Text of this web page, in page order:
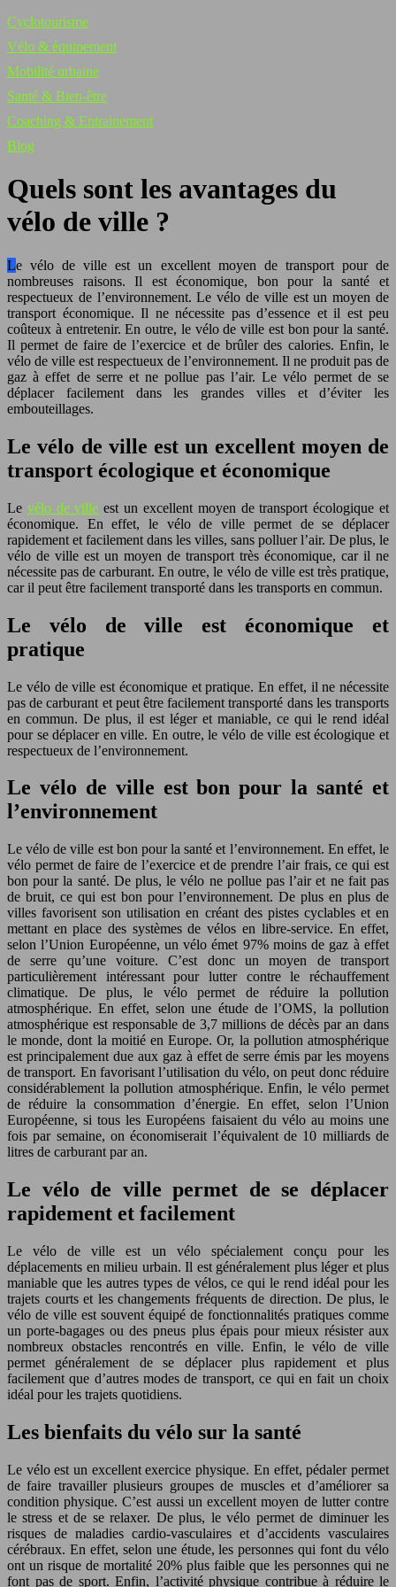
Cyclotourisme
Vélo & équipement
Mobilité urbaine
Santé & Bien-être
Coaching & Entrainement
Blog
Quels sont les avantages du
vélo de ville ?
Le vélo de ville est un excellent moyen de transport pour de
nombreuses raisons. Il est économique, bon pour la santé et
respectueux de l’environnement. Le vélo de ville est un moyen de
transport économique. Il ne nécessite pas d’essence et il est peu
coûteux à entretenir. En outre, le vélo de ville est bon pour la santé.
Il permet de faire de l’exercice et de brûler des calories. Enfin, le
vélo de ville est respectueux de l’environnement. Il ne produit pas de
gaz à effet de serre et ne pollue pas l’air. Le vélo permet de se
déplacer facilement dans les grandes villes et d’éviter les
embouteillages.
Le vélo de ville est un excellent moyen de
transport écologique et économique
Le vélo de ville est un excellent moyen de transport écologique et
économique. En effet, le vélo de ville permet de se déplacer
rapidement et facilement dans les villes, sans polluer l’air. De plus, le
vélo de ville est un moyen de transport très économique, car il ne
nécessite pas de carburant. En outre, le vélo de ville est très pratique,
car il peut être facilement transporté dans les transports en commun.
Le vélo de ville est économique et
pratique
Le vélo de ville est économique et pratique. En effet, il ne nécessite
pas de carburant et peut être facilement transporté dans les transports
en commun. De plus, il est léger et maniable, ce qui le rend idéal
pour se déplacer en ville. En outre, le vélo de ville est écologique et
respectueux de l’environnement.
Le vélo de ville est bon pour la santé et
l’environnement
Le vélo de ville est bon pour la santé et l’environnement. En effet, le
vélo permet de faire de l’exercice et de prendre l’air frais, ce qui est
bon pour la santé. De plus, le vélo ne pollue pas l’air et ne fait pas
de bruit, ce qui est bon pour l’environnement. De plus en plus de
villes favorisent son utilisation en créant des pistes cyclables et en
mettant en place des systèmes de vélos en libre-service. En effet,
selon l’Union Européenne, un vélo émet 97% moins de gaz à effet
de serre qu’une voiture. C’est donc un moyen de transport
particulièrement intéressant pour lutter contre le réchauffement
climatique. De plus, le vélo permet de réduire la pollution
atmosphérique. En effet, selon une étude de l’OMS, la pollution
atmosphérique est responsable de 3,7 millions de décès par an dans
le monde, dont la moitié en Europe. Or, la pollution atmosphérique
est principalement due aux gaz à effet de serre émis par les moyens
de transport. En favorisant l’utilisation du vélo, on peut donc réduire
considérablement la pollution atmosphérique. Enfin, le vélo permet
de réduire la consommation d’énergie. En effet, selon l’Union
Européenne, si tous les Européens faisaient du vélo au moins une
fois par semaine, on économiserait l’équivalent de 10 milliards de
litres de carburant par an.
Le vélo de ville permet de se déplacer
rapidement et facilement
Le vélo de ville est un vélo spécialement conçu pour les
déplacements en milieu urbain. Il est généralement plus léger et plus
maniable que les autres types de vélos, ce qui le rend idéal pour les
trajets courts et les changements fréquents de direction. De plus, le
vélo de ville est souvent équipé de fonctionnalités pratiques comme
un porte-bagages ou des pneus plus épais pour mieux résister aux
nombreux obstacles rencontrés en ville. Enfin, le vélo de ville
permet généralement de se déplacer plus rapidement et plus
facilement que d’autres modes de transport, ce qui en fait un choix
idéal pour les trajets quotidiens.
Les bienfaits du vélo sur la santé
Le vélo est un excellent exercice physique. En effet, pédaler permet
de faire travailler plusieurs groupes de muscles et d’améliorer sa
condition physique. C’est aussi un excellent moyen de lutter contre
le stress et de se relaxer. De plus, le vélo permet de diminuer les
risques de maladies cardio-vasculaires et d’accidents vasculaires
cérébraux. En effet, selon une étude, les personnes qui font du vélo
ont un risque de mortalité 20% plus faible que les personnes qui ne
font pas de sport. Enfin, l’activité physique contribue à réduire le